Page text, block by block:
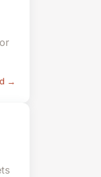
→